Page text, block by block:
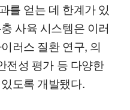
를 얻는 데 한계가 있
사육 시스템은 이러
러스 질환 연구, 의
전성 평가 등 다양한
도록 개발됐다.